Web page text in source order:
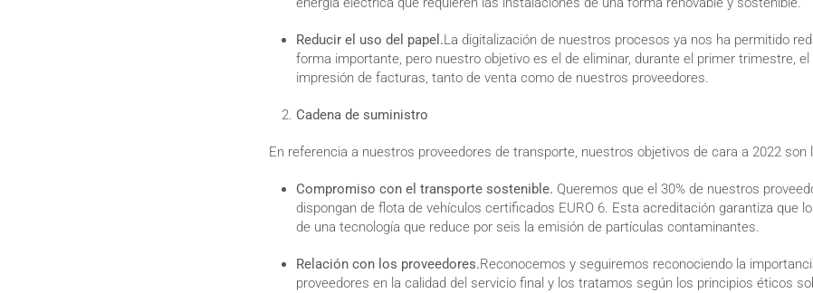
Reducir el uso del papel.La digitalización de nuestros procesos ya nos ha permitido
forma importante, pero nuestro objetivo es el de eliminar, durante el primer trimestre,
impresión de facturas, tanto de venta como de nuestros proveedores.
Cadena de suministro
En referencia a nuestros proveedores de transporte, nuestros objetivos de cara a 2022 son
Compromiso con el transporte sostenible. Queremos que el 30% de nuestros
dispongan de flota de vehículos certificados EURO 6. Esta acreditación garantiza que
de una tecnología que reduce por seis la emisión de partículas contaminantes.
Relación con los proveedores.Reconocemos y seguiremos reconociendo la
proveedores en la calidad del servicio final y los tratamos según los principios éticos